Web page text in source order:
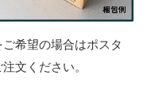
希望の場合はポスタ
文ください。